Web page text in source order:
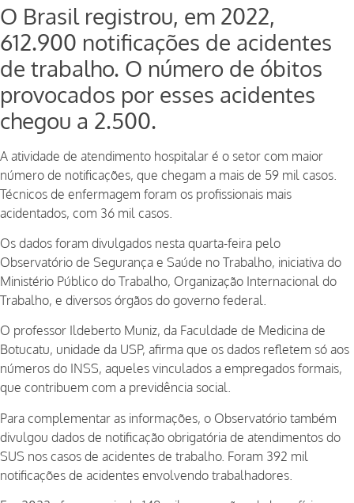
O Brasil registrou, em 2022,
612.900 notificações de acidentes
de trabalho. O número de óbitos
provocados por esses acidentes
chegou a 2.500.
A atividade de atendimento hospitalar é o setor com maior
número de notificações, que chegam a mais de 59 mil casos.
Técnicos de enfermagem foram os profissionais mais
acidentados, com 36 mil casos.
Os dados foram divulgados nesta quarta-feira pelo
Observatório de Segurança e Saúde no Trabalho, iniciativa do
Ministério Público do Trabalho, Organização Internacional do
Trabalho, e diversos órgãos do governo federal.
O professor Ildeberto Muniz, da Faculdade de Medicina de
Botucatu, unidade da USP, afirma que os dados refletem só aos
números do INSS, aqueles vinculados a empregados formais,
que contribuem com a previdência social.
Para complementar as informações, o Observatório também
divulgou dados de notificação obrigatória de atendimentos do
SUS nos casos de acidentes de trabalho. Foram 392 mil
notificações de acidentes envolvendo trabalhadores.